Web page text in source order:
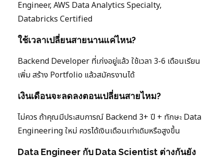
Engineer, AWS Data Analytics Specialty,
Databricks Certified
ใช้เวลาเปลี่ยนสายนานแค่ไหน?
Backend Developer ที่เก่งอยู่แล้ว ใช้เวลา 3-6 เดือนเรียน
เพิ่ม สร้าง Portfolio แล้วสมัครงานได้
เงินเดือนจะลดลงตอนเปลี่ยนสายไหม?
ไม่ควร ถ้าคุณมีประสบการณ์ Backend 3+ ปี + ทักษะ Data
Engineering ใหม่ ควรได้เงินเดือนเท่าเดิมหรือสูงขึ้น
Data Engineer กับ Data Scientist ต่างกันยัง